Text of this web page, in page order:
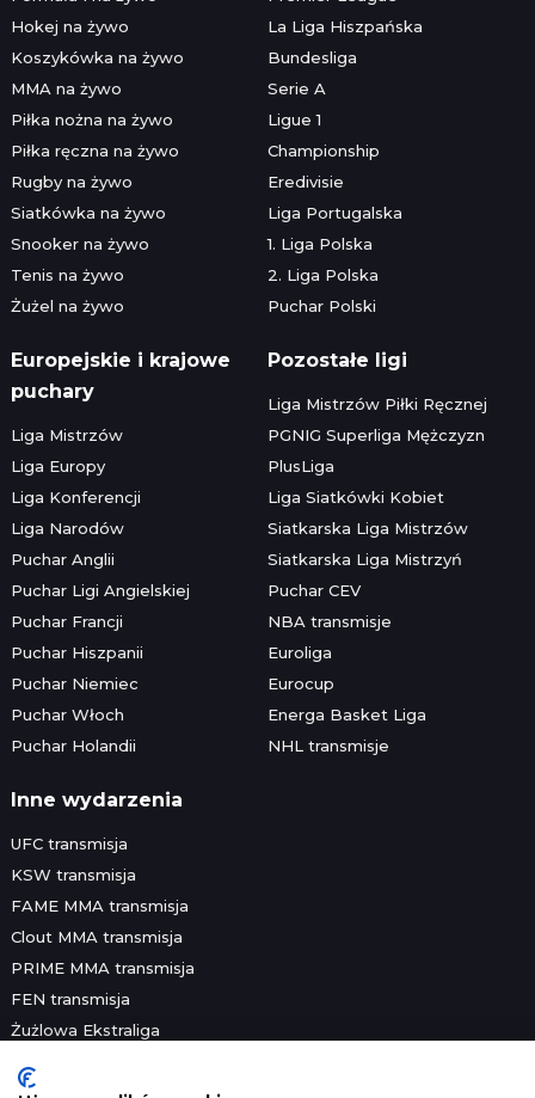
Hokej na żywo
Koszykówka na żywo
MMA na żywo
Piłka nożna na żywo
Piłka ręczna na żywo
Rugby na żywo
Siatkówka na żywo
Snooker na żywo
Tenis na żywo
Żużel na żywo
La Liga Hiszpańska
Bundesliga
Serie A
Ligue 1
Championship
Eredivisie
Liga Portugalska
1. Liga Polska
2. Liga Polska
Puchar Polski
Europejskie i krajowe
puchary
Liga Mistrzów
Liga Europy
Liga Konferencji
Liga Narodów
Puchar Anglii
Puchar Ligi Angielskiej
Puchar Francji
Puchar Hiszpanii
Puchar Niemiec
Puchar Włoch
Puchar Holandii
Pozostałe ligi
Liga Mistrzów Piłki Ręcznej
PGNIG Superliga Mężczyzn
PlusLiga
Liga Siatkówki Kobiet
Siatkarska Liga Mistrzów
Siatkarska Liga Mistrzyń
Puchar CEV
NBA transmisje
Euroliga
Eurocup
Energa Basket Liga
NHL transmisje
Inne wydarzenia
UFC transmisja
KSW transmisja
FAME MMA transmisja
Clout MMA transmisja
PRIME MMA transmisja
FEN transmisja
Żużlowa Ekstraliga
Skoki narciarskie